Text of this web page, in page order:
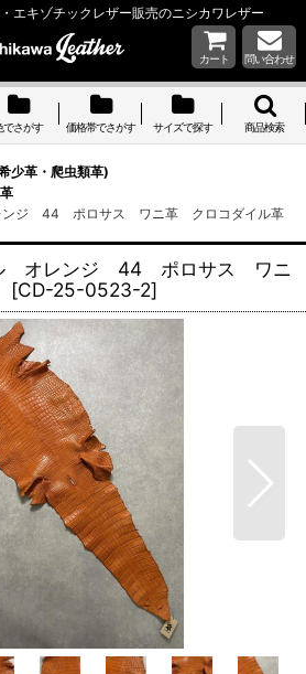
エキゾチックレザー販売のニシカワレザー
カート 問い合わせ
でさがす 価格帯でさがす サイズで探す 商品検索
少革・爬虫類革)
ンジ 44 ポロサス ワニ革 クロコダイル革
ル オレンジ 44 ポロサス ワニ
[CD-25-0523-2]